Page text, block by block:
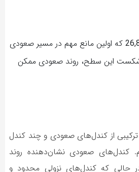
که اولین مانع مهم در مسیر صعودی
این سطح، روند صعودی ممکن
ترکیبی از کندل‌های صعودی و چند کندل
کندل‌های صعودی نشان‌دهنده روند
حالی که کندل‌های نزولی محدود و